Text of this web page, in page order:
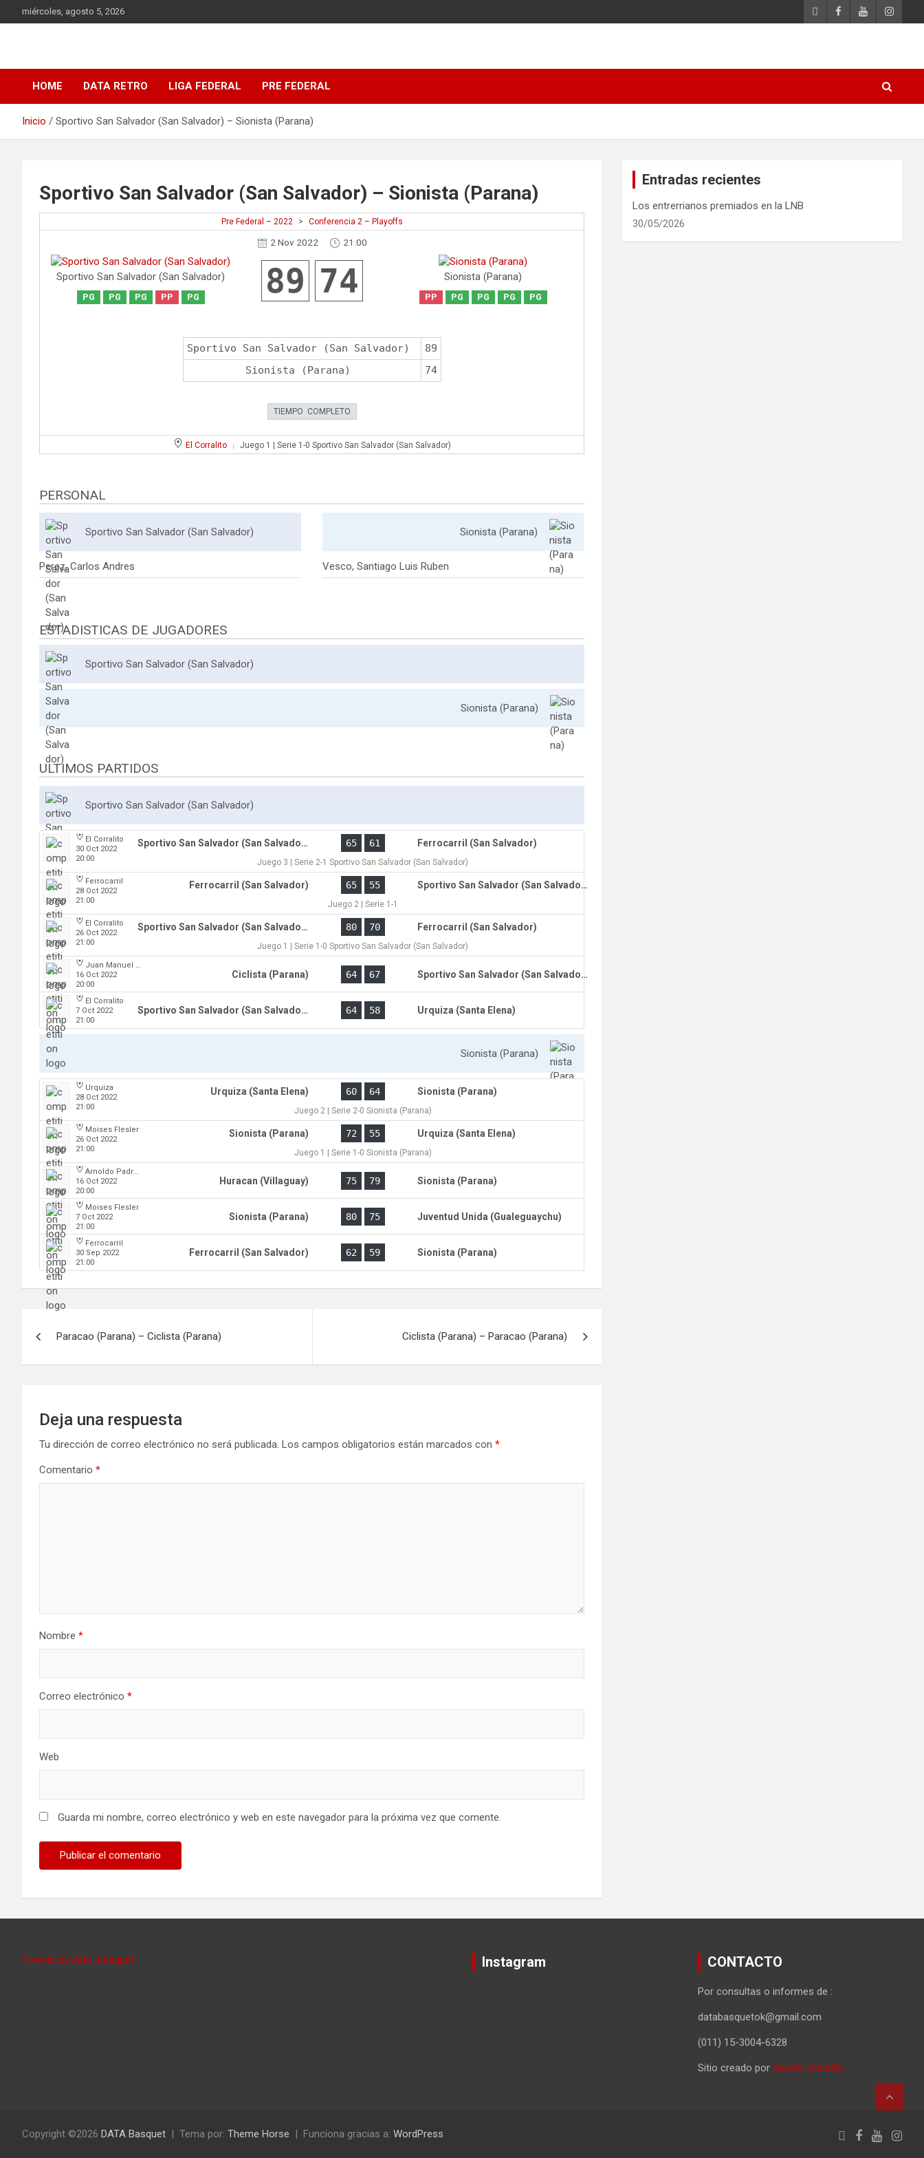
al
miércoles, agosto 5, 2026
DATA Basquet
HOME DATA RETRO LIGA FEDERAL PRE FEDERAL
Inicio Sportivo San Salvador (San Salvador) – Sionista (Parana)
Sportivo San Salvador (San Salvador) – Sionista (Parana)
Pre Federal – 2022 > Conferencia 2 – Playoffs
2 Nov 2022 21:00
Sportivo San Salvador (San Salvador)
PG PG PG PP PG 89 74 Sionista (Parana)
PP PG PG PG PG
Sportivo San Salvador (San Salvador)
89
Sionista (Parana)
74
TIEMPO COMPLETO
El Corralito | Juego 1 | Serie 1-0 Sportivo San Salvador (San Salvador)
PERSONAL
Sportivo San Salvador (San Salvador)
Perez, Carlos Andres
Sionista (Parana)
Vesco, Santiago Luis Ruben
ESTADISTICAS DE JUGADORES
Sportivo San Salvador (San Salvador)
Sionista (Parana)
ULTIMOS PARTIDOS
Sportivo San Salvador (San Salvador)
El Corralito
30 Oct 2022
20:00
Sportivo San Salvador (San Salvador) 65 61 Ferrocarril (San Salvador)
Juego 3 | Serie 2-1 Sportivo San Salvador (San Salvador)
Ferrocarril
28 Oct 2022
21:00
Ferrocarril (San Salvador) 65 55 Sportivo San Salvador (San Salvador)
Juego 2 | Serie 1-1
El Corralito
26 Oct 2022
21:00
Sportivo San Salvador (San Salvador) 80 70 Ferrocarril (San Salvador)
Juego 1 | Serie 1-0 Sportivo San Salvador (San Salvador)
Juan Manuel A. Baglietto
16 Oct 2022
20:00
Ciclista (Parana) 64 67 Sportivo San Salvador (San Salvador)
El Corralito
7 Oct 2022
21:00
Sportivo San Salvador (San Salvador) 64 58 Urquiza (Santa Elena)
Sionista (Parana)
Urquiza
28 Oct 2022
21:00
Urquiza (Santa Elena) 60 64 Sionista (Parana)
Juego 2 | Serie 2-0 Sionista (Parana)
Moises Flesler
26 Oct 2022
21:00
Sionista (Parana) 72 55 Urquiza (Santa Elena)
Juego 1 | Serie 1-0 Sionista (Parana)
Arnoldo Padre Lobbosco
16 Oct 2022
20:00
Huracan (Villaguay) 75 79 Sionista (Parana)
Moises Flesler
7 Oct 2022
21:00
Sionista (Parana) 80 75 Juventud Unida (Gualeguaychu)
Ferrocarril
30 Sep 2022
21:00
Ferrocarril (San Salvador) 62 59 Sionista (Parana)
Paracao (Parana) – Ciclista (Parana) Ciclista (Parana) – Paracao (Parana)
Deja una respuesta
Tu dirección de correo electrónico no será publicada. Los campos obligatorios están marcados con *
Comentario *
Nombre *
Correo electrónico *
Web
Guarda mi nombre, correo electrónico y web en este navegador para la próxima vez que comente.
Entradas recientes
Los entrerrianos premiados en la LNB
30/05/2026
Tweets by data_basquet Instagram CONTACTO
Por consultas o informes de :
databasquetok@gmail.com
(011) 15-3004-6328
Sitio creado por Gastón Schafer
Copyright ©2026 DATA Basquet Tema por: Theme Horse Funciona gracias a: WordPress